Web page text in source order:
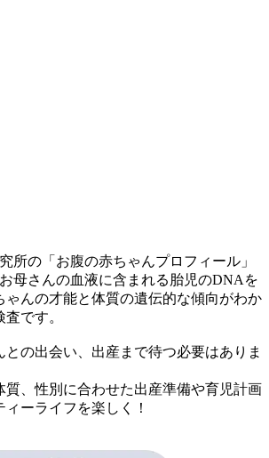
所の「お腹の赤ちゃんプロフィール」
母さんの血液に含まれる胎児のDNAを
ゃんの才能と体質の遺伝的な傾向がわか
査です。
の出会い、出産まで待つ必要はありま
質、性別に合わせた出産準備や育児計画
ィーライフを楽しく！